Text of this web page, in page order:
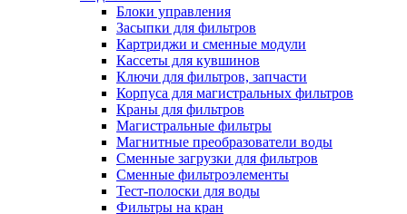
Полезные статьи
Новости и Акции
Блоки управления
Засыпки для фильтров
Картриджи и сменные модули
Кассеты для кувшинов
Ключи для фильтров, запчасти
Корпуса для магистральных фильтров
Краны для фильтров
Магистральные фильтры
Магнитные преобразователи воды
Сменные загрузки для фильтров
Сменные фильтроэлементы
Тест-полоски для воды
Фильтры на кран